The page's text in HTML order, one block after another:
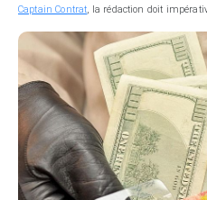
Captain Contrat, la rédaction doit